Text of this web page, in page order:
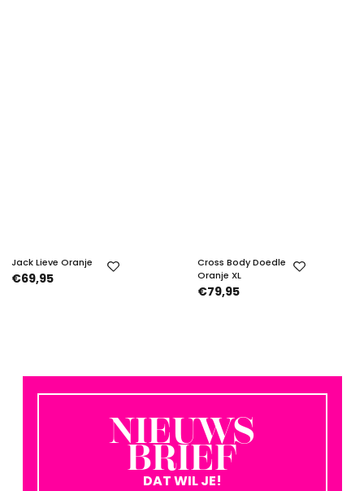
Jack Lieve Oranje
€69,95
Cross Body Doedle
Oranje XL
€79,95
NIEUWS
BRIEF
DAT WIL JE!